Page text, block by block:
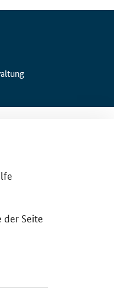
Seite